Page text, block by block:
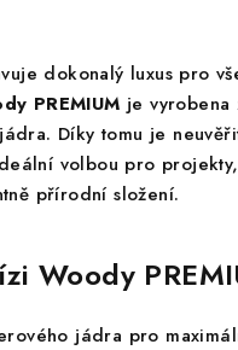
dokonalý luxus pro
PREMIUM je vyrobena
Díky tomu je
volbou pro
přírodní složení.
Woody
jádra pro